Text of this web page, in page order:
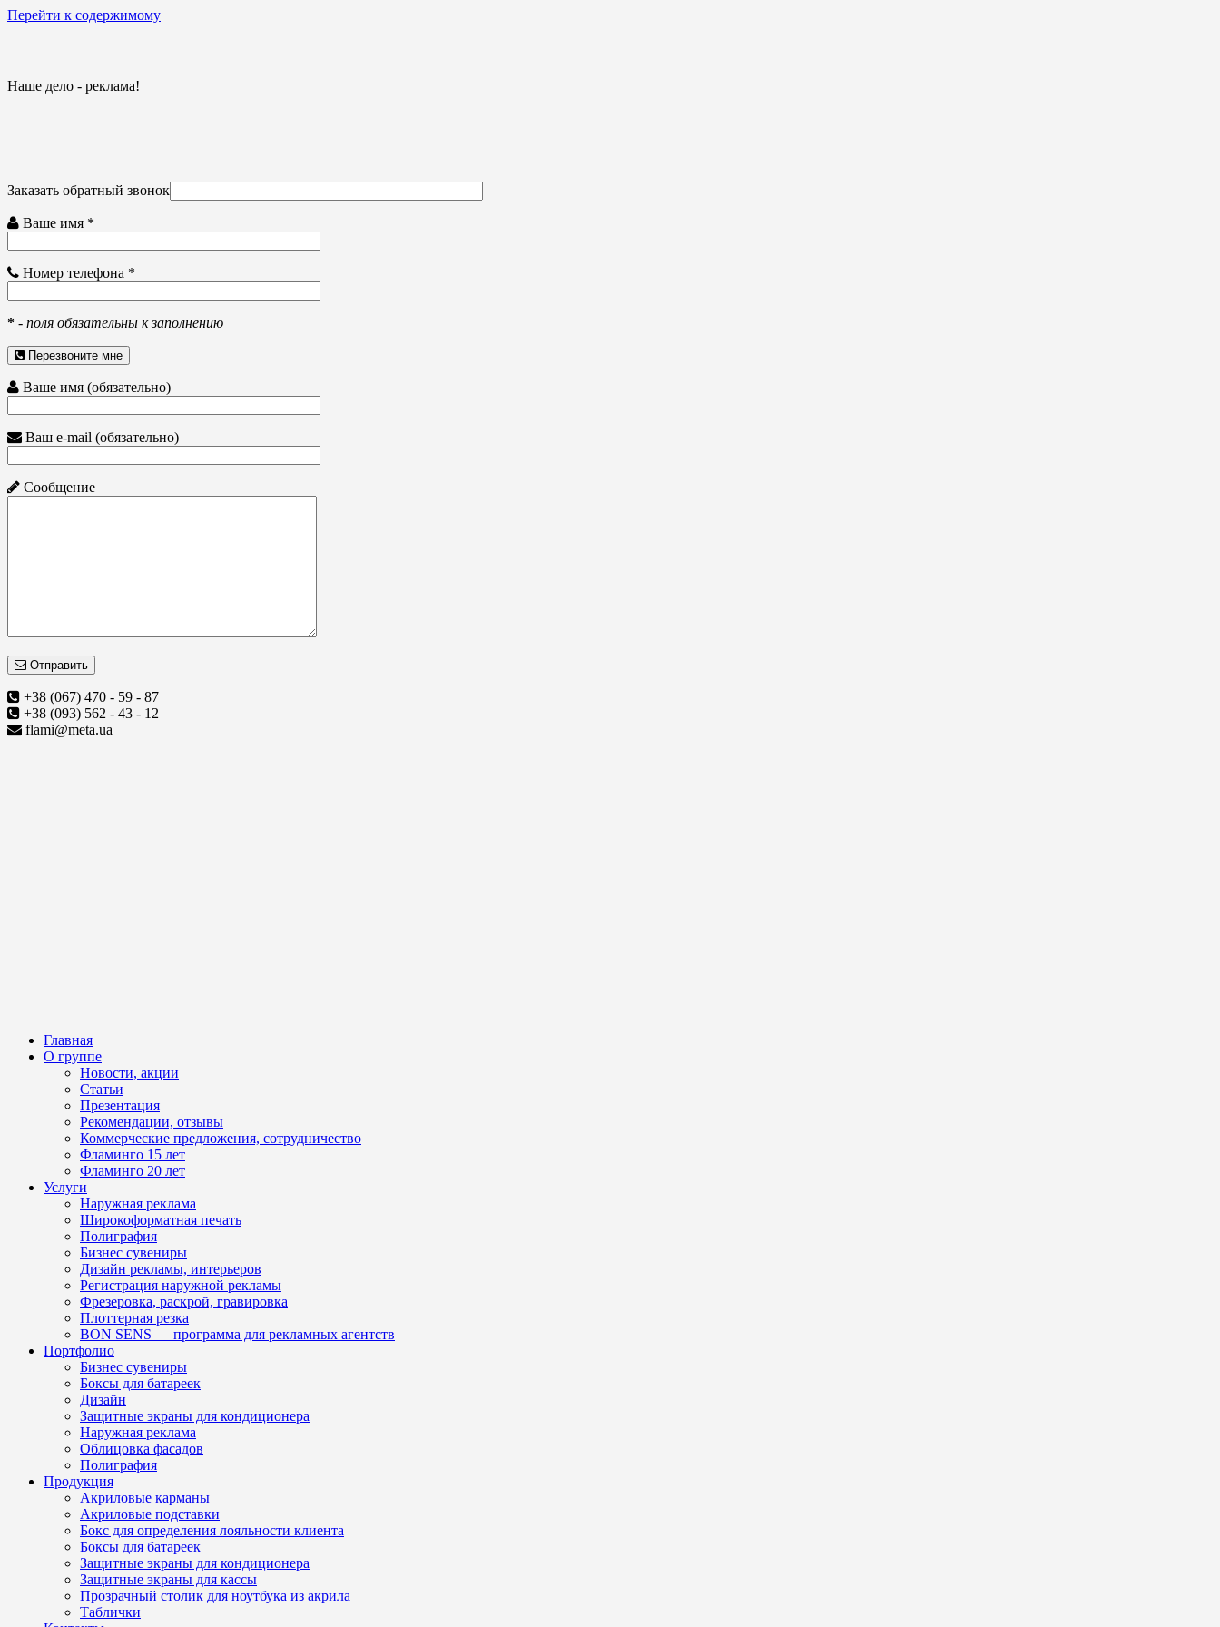
Перейти к содержимому
Наше дело - реклама!
Заказать обратный звонок
Ваше имя *
Номер телефона *
* - поля обязательны к заполнению
Перезвоните мне
Ваше имя (обязательно)
Ваш e-mail (обязательно)
Сообщение
Отправить
+38 (067) 470 - 59 - 87
+38 (093) 562 - 43 - 12
flami@meta.ua
Главная
О группе
Новости, акции
Статьи
Презентация
Рекомендации, отзывы
Коммерческие предложения, сотрудничество
Фламинго 15 лет
Фламинго 20 лет
Услуги
Наружная реклама
Широкоформатная печать
Полиграфия
Бизнес сувениры
Дизайн рекламы, интерьеров
Регистрация наружной рекламы
Фрезеровка, раскрой, гравировка
Плоттерная резка
BON SENS — программа для рекламных агентств
Портфолио
Бизнес сувениры
Боксы для батареек
Дизайн
Защитные экраны для кондиционера
Наружная реклама
Облицовка фасадов
Полиграфия
Продукция
Акриловые карманы
Акриловые подставки
Бокс для определения лояльности клиента
Боксы для батареек
Защитные экраны для кондиционера
Защитные экраны для кассы
Прозрачный столик для ноутбука из акрила
Таблички